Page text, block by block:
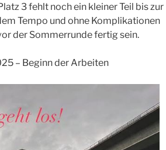
3 fehlt noch ein kleiner Teil bis zur
Tempo und ohne Komplikationen
der Sommerrunde fertig sein.
– Beginn der Arbeiten